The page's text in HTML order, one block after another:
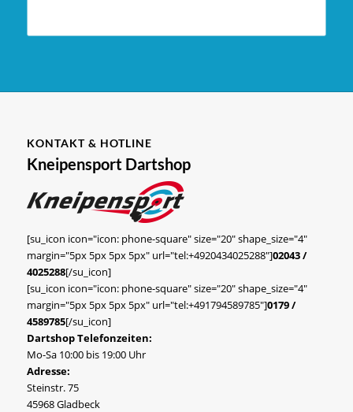
KONTAKT & HOTLINE
Kneipensport Dartshop
[su_icon icon="icon: phone-square" size="20" shape_size="4"
margin="5px 5px 5px 5px" url="tel:+4920434025288"]02043 /
4025288[/su_icon]
[su_icon icon="icon: phone-square" size="20" shape_size="4"
margin="5px 5px 5px 5px" url="tel:+491794589785"]0179 /
4589785[/su_icon]
Dartshop Telefonzeiten:
Mo-Sa 10:00 bis 19:00 Uhr
Adresse:
Steinstr. 75
45968 Gladbeck